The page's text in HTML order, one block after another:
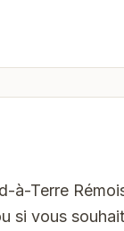
à-Terre
si vous